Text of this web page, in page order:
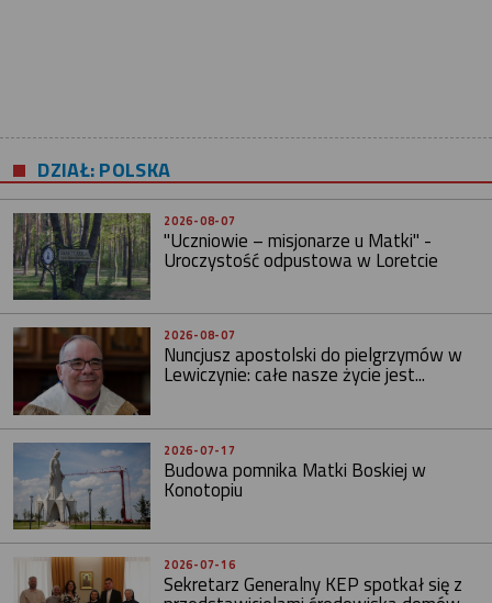
DZIAŁ: POLSKA
2026-08-07
"Uczniowie – misjonarze u Matki" -
Uroczystość odpustowa w Loretcie
2026-08-07
Nuncjusz apostolski do pielgrzymów w
Lewiczynie: całe nasze życie jest...
2026-07-17
Budowa pomnika Matki Boskiej w
Konotopiu
2026-07-16
Sekretarz Generalny KEP spotkał się z